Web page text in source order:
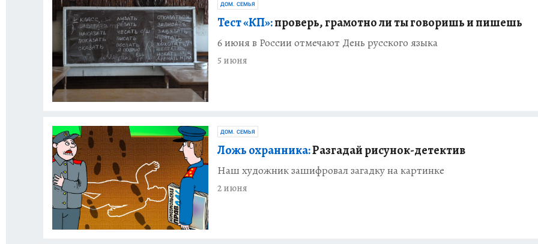
ДОМ. СЕМЬЯ
Тест «КП»:проверь, грамотно ли ты говоришь и пишешь
6 июня в России отмечают День русского языка
5 июня
ДОМ. СЕМЬЯ
Ложь охранника:Разгадай рисунок-детектив
Наш художник зашифровал загадку на картинке
2 июня